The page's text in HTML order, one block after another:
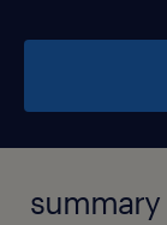
summary